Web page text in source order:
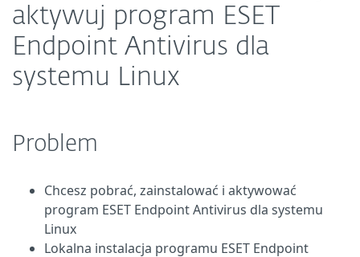
aktywuj program ESET
Endpoint Antivirus dla
systemu Linux
Problem
Chcesz pobrać, zainstalować i aktywować
program ESET Endpoint Antivirus dla systemu
Linux
Lokalna instalacja programu ESET Endpoint